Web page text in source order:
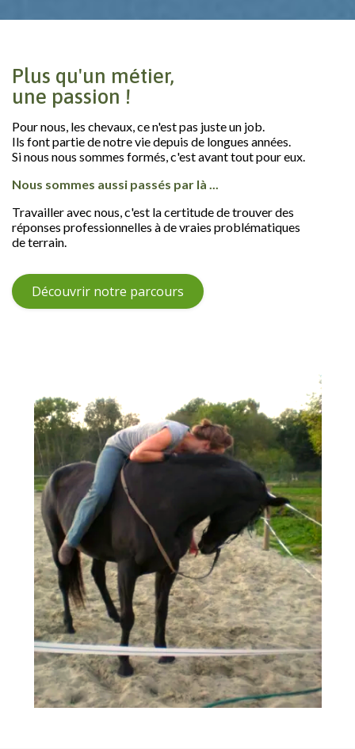
Plus qu'un métier,
une passion !
Pour nous, les chevaux, ce n'est pas juste un job.
Ils font partie de notre vie depuis de longues années.
Si nous nous sommes formés, c'est avant tout pour eux.
Nous sommes aussi passés par là ...
Travailler avec nous, c'est la certitude de trouver des
réponses professionnelles à de vraies problématiques
de terrain.
Découvrir notre parcours